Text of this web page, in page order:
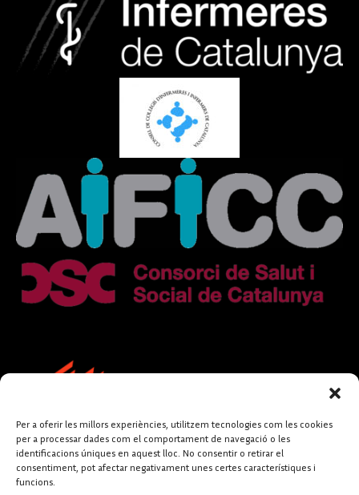
Per a oferir les millors experiències, utilitzem tecnologies com les cookies
per a processar dades com el comportament de navegació o les
identificacions úniques en aquest lloc. No consentir o retirar el
consentiment, pot afectar negativament unes certes característiques i
funcions.